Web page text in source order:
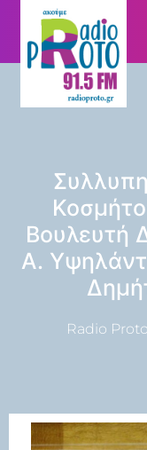
Βουλευτή
Α.
Radio Proto